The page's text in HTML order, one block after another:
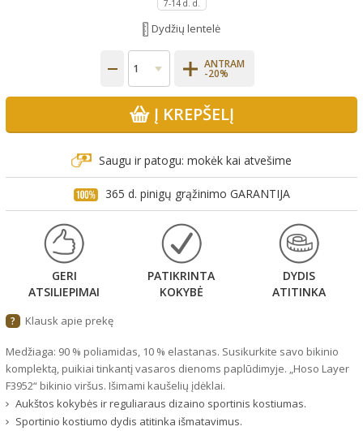
7-14 d. d.
Dydžių lentelė
ANTRAM
-20%
Į KREPŠELĮ
Saugu ir patogu: mokėk kai atvešime
365 d. pinigų grąžinimo GARANTIJA
GERI
ATSILIEPIMAI
PATIKRINTA
KOKYBĖ
DYDIS
ATITINKA
? Klausk apie prekę
Medžiaga: 90 % poliamidas, 10 % elastanas. Susikurkite savo bikinio
komplektą, puikiai tinkantį vasaros dienoms paplūdimyje. „Hoso Layer
F3952“ bikinio viršus. Išimami kaušelių įdėklai.
Aukštos kokybės ir reguliaraus dizaino sportinis kostiumas.
Sportinio kostiumo dydis atitinka išmatavimus.